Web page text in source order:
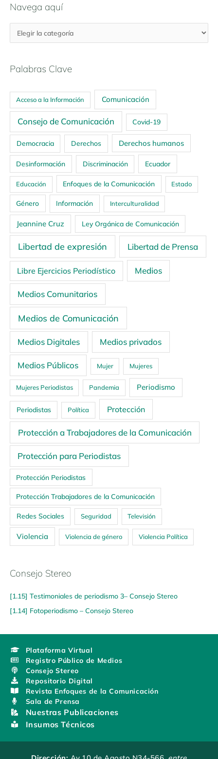
Navega aquí
Palabras Clave
Acceso a la Información Comunicación
Consejo de Comunicación Covid-19
Democracia Derechos Derechos humanos
Desinformación Discriminación Ecuador
Educación Enfoques de la Comunicación Estado
Género Información Interculturalidad
Jeannine Cruz Ley Orgánica de Comunicación
Libertad de expresión Libertad de Prensa
Libre Ejercicios Periodístico Medios
Medios Comunitarios
Medios de Comunicación
Medios Digitales Medios privados
Medios Públicos Mujer Mujeres
Mujeres Periodistas Pandemia Periodismo
Periodistas Política Protección
Protección a Trabajadores de la Comunicación
Protección para Periodistas
Protección Periodistas
Protección Trabajadores de la Comunicación
Redes Sociales Seguridad Televisión
Violencia Violencia de género Violencia Política
Consejo Stereo
[1.15] Testimoniales de periodismo 3– Consejo Stereo
[1.14] Fotoperiodismo – Consejo Stereo
Plataforma Virtual
Registro Público de Medios
Consejo Stereo
Repositorio Digital
Revista Enfoques de la Comunicación
Sala de Prensa
Nuestras Publicaciones
Insumos Técnicos